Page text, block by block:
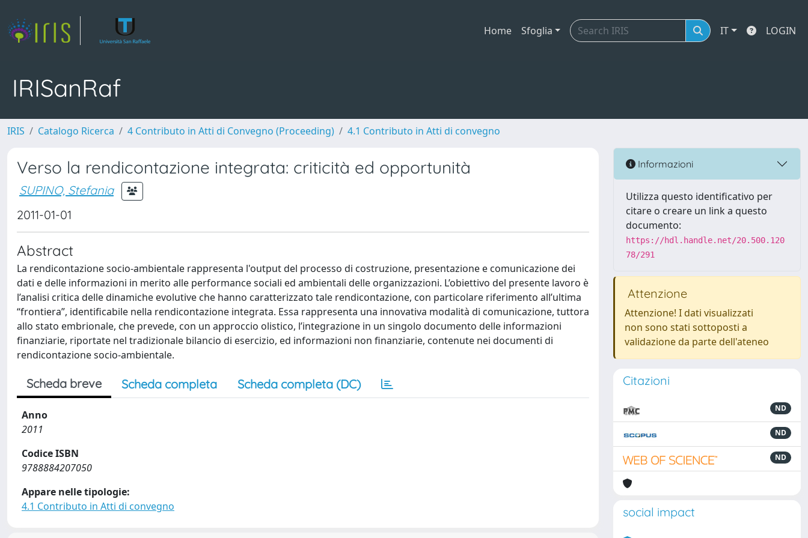
Home Sfoglia IT LOGIN
IRISanRaf
IRIS Catalogo Ricerca 4 Contributo in Atti di Convegno (Proceeding) 4.1 Contributo in Atti di convegno
Verso la rendicontazione integrata: criticità ed opportunità
SUPINO, Stefania
2011-01-01
Abstract
La rendicontazione socio-ambientale rappresenta l'output del processo di costruzione, presentazione e comunicazione dei
dati e delle informazioni in merito alle performance sociali ed ambientali delle organizzazioni. L’obiettivo del presente lavoro è
l’analisi critica delle dinamiche evolutive che hanno caratterizzato tale rendicontazione, con particolare riferimento all’ultima
“frontiera”, identificabile nella rendicontazione integrata. Essa rappresenta una innovativa modalità di comunicazione, tuttora
allo stato embrionale, che prevede, con un approccio olistico, l’integrazione in un singolo documento delle informazioni
finanziarie, riportate nel tradizionale bilancio di esercizio, ed informazioni non finanziarie, contenute nei documenti di
rendicontazione socio-ambientale.
Scheda breve Scheda completa Scheda completa (DC)
Anno
2011
Codice ISBN
9788884207050
Appare nelle tipologie:
4.1 Contributo in Atti di convegno
Informazioni
Utilizza questo identificativo per
citare o creare un link a questo
documento:
https://hdl.handle.net/20.500.120
78/291
Attenzione
Attenzione! I dati visualizzati
non sono stati sottoposti a
validazione da parte dell'ateneo
Citazioni
ND
ND
ND
social impact